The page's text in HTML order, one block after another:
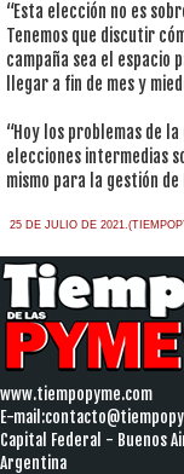
“Esta elección no es
Tenemos que discutir
campaña sea el espacio
llegar a fin de mes y
“Hoy los problemas de
elecciones intermedias
mismo para la gestión
25 DE JULIO DE
www.tiempopyme.com
E-mail:
Capital Federal - Buenos
Argentina